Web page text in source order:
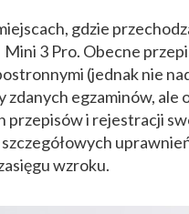
gdzie
3 Pro. Obecne
(jednak nie
egzaminów, ale
przepisów i rejestracji
wzroku.